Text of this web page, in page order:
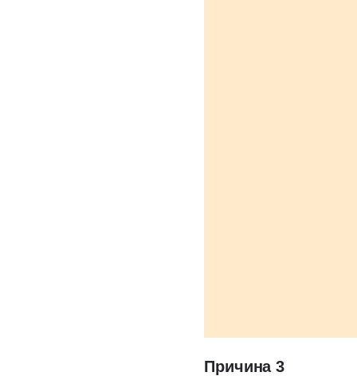
Причина 3